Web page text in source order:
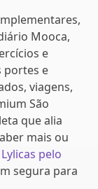
Mooca,
e
portes e
viagens,
São
que alia
mais ou
pelo
segura para